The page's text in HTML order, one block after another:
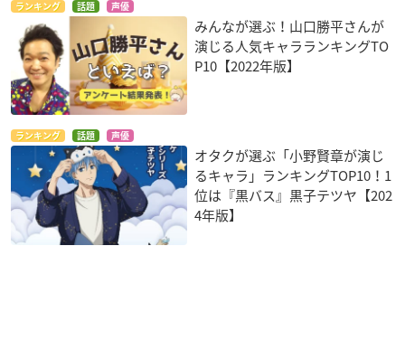
ランキング 話題 声優
みんなが選ぶ！山口勝平さんが
演じる人気キャラランキングTO
P10【2022年版】
ランキング 話題 声優
オタクが選ぶ「小野賢章が演じ
るキャラ」ランキングTOP10！1
位は『黒バス』黒子テツヤ【202
4年版】